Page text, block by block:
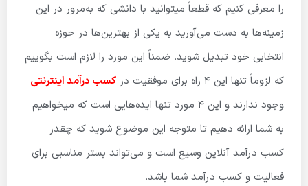
را معرفی کنیم که قطعاً میتوانید با دانشی که به‌مرور در این
زمینه‌ها به دست می‌آورید به یکی از بهترین‌ها در حوزه
انتخابی خود تبدیل شوید. ضمناً این مورد را لازم است بگوییم
که لزوماً تنها این 4 راه برای موفقیت در
کسب درآمد اینترنتی
وجود ندارند و این 4 مورد تنها ایده‌هایی است که میخواهیم
به شما ارائه دهیم تا متوجه این موضوع شوید که چقدر
کسب درآمد آنلاین وسیع است و می‌تواند بستر مناسبی برای
فعالیت و کسب درآمد شما باشد.